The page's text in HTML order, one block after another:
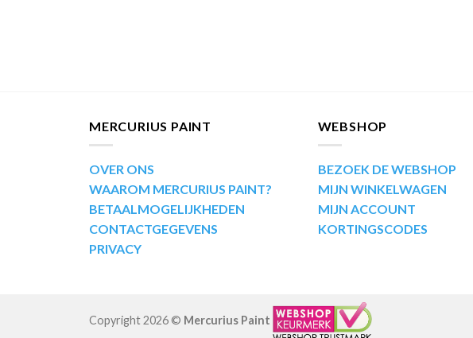
MERCURIUS PAINT
OVER ONS
WAAROM MERCURIUS PAINT?
BETAALMOGELIJKHEDEN
CONTACTGEGEVENS
PRIVACY
WEBSHOP
BEZOEK DE WEBSHOP
MIJN WINKELWAGEN
MIJN ACCOUNT
KORTINGSCODES
Copyright 2026 © Mercurius Paint